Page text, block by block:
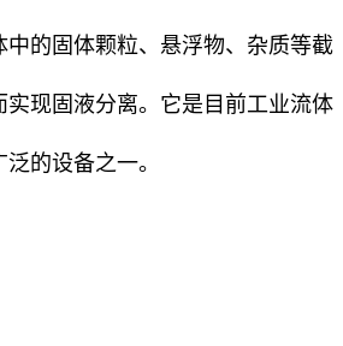
中的固体颗粒、悬浮物、杂质等截
实现固液分离。它是目前工业流体
的设备之一。